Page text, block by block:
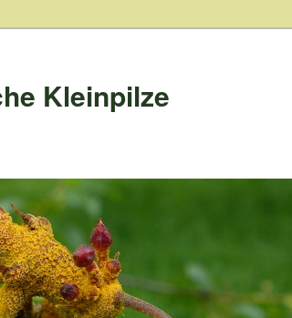
Kleinpilze